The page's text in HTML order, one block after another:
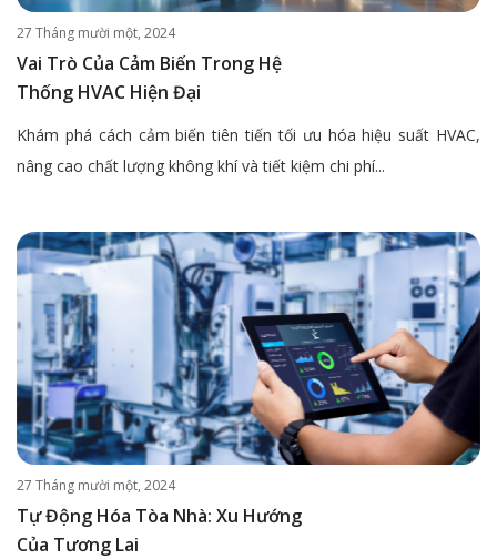
27 Tháng mười một, 2024
Vai Trò Của Cảm Biến Trong Hệ
Thống HVAC Hiện Đại
Khám phá cách cảm biến tiên tiến tối ưu hóa hiệu suất HVAC,
nâng cao chất lượng không khí và tiết kiệm chi phí...
27 Tháng mười một, 2024
Tự Động Hóa Tòa Nhà: Xu Hướng
Của Tương Lai